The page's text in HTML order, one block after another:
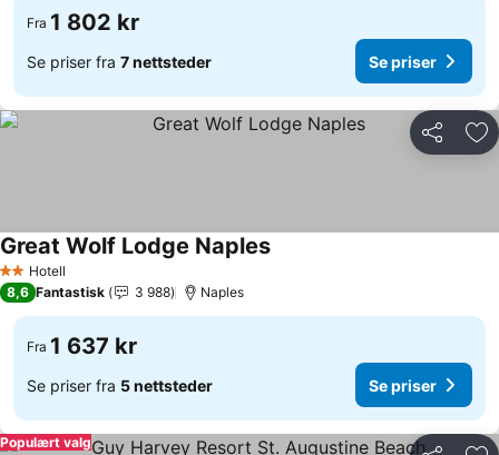
Fra 1 802 kr
Se priser fra 7 nettsteder Se priser
Del
2 Stjerner
Hotell
Great Wolf Lodge NaplesSe priser
8,6 Fantastisk 3 988 Naples
Fra 1 637 kr
Se priser fra 5 nettsteder Se priser
Populært valg